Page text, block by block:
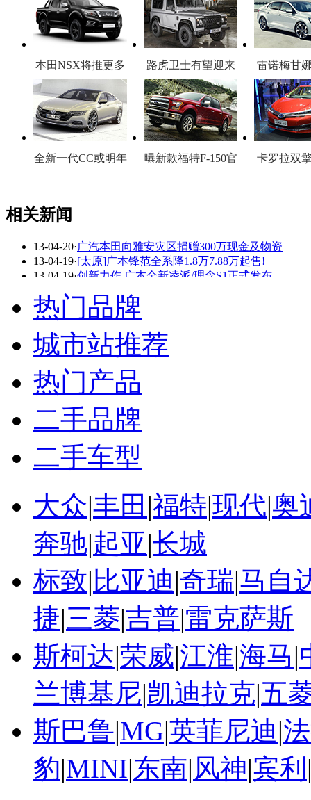
本田NSX将推更多
车型
路虎卫士有望迎来
复产
雷诺梅甘
官
全新一代CC或明年
曝新款福特F-150官
卡罗拉双
看赛车宝贝争奇斗
艳
车模美腿爆乳无惧
走光
相关新闻
13-04-20·广汽本田向雅安灾区捐赠300万现金及物资
13-04-19·[太原]广本锋范全系降1.8万7.88万起售!
13-04-19·创新力作 广本全新凌派/理念S1正式发布
13-04-19
[青岛]广本奥德赛降1.5万送8000元礼包
13-04-19·[福州]广汽本田歌诗图最高现金优惠8千元
更多关于广本 柴寿昭的新闻>>
相关推荐
广本雅阁2.0
广本雅阁8代
广本雅阁的消息
广本雅阁车祸图片
热门品牌
城市站推荐
热门产品
二手品牌
二手车型
大众|丰田 |福特|现代|奥
奔驰|起亚|长城
标致| 比亚迪|奇瑞|马自
捷|三菱|吉普|雷克萨斯
斯柯达|荣威|江淮|海马|
兰博基尼|凯迪拉克|五
斯巴鲁|MG|英菲尼迪|
豹|MINI|东南|风神|宾利